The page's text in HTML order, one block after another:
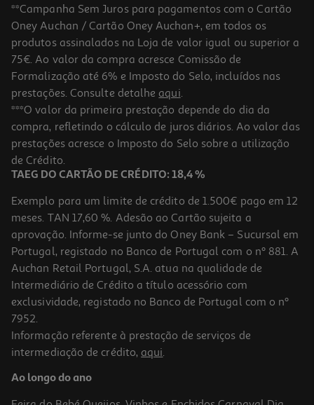
**Campanha Sem Juros para pagamentos com o Cartão
Oney Auchan / Cartão Oney Auchan+, em todos os
produtos assinalados na Loja de valor igual ou superior a
75€. Ao valor da compra acresce Comissão de
Formalização até 6% e Imposto do Selo, incluídos nas
prestações. Consulte detalhe aqui.
***O valor da primeira prestação depende do dia da
compra, refletindo o cálculo de juros diários. Ao valor das
prestações acresce o Imposto do Selo sobre a utilização
de Crédito.
TAEG DO CARTÃO DE CRÉDITO: 18,4 %
Exemplo para um limite de crédito de 1.500€ pago em 12
meses. TAN 17,60 %. Adesão ao Cartão sujeita a
aprovação. Informe-se junto do Oney Bank – Sucursal em
Portugal, registado no Banco de Portugal com o nº 881. A
Auchan Retail Portugal, S.A. atua na qualidade de
Intermediário de Crédito a título acessório com
exclusividade, registado no Banco de Portugal com o nº
7952.
Informação referente à prestação de serviços de
intermediação de crédito, aqui.
Ao longo do ano